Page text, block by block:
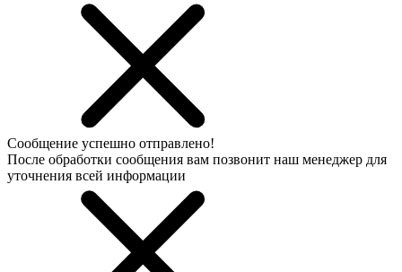
Сообщение успешно отправлено!
После обработки сообщения вам позвонит наш менеджер для
уточнения всей информации